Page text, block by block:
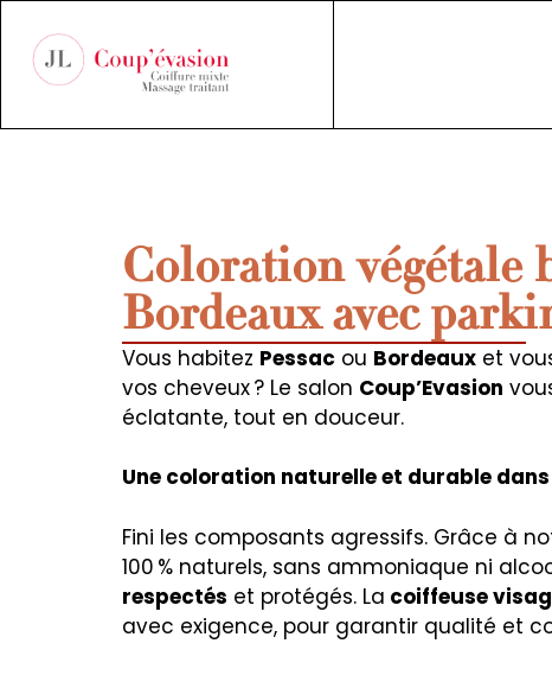
Coloration végétale
Bordeaux avec
Vous habitez Pessac ou Bordeaux et
vos cheveux ? Le salon Coup’Evasion
éclatante, tout en douceur.
Une coloration naturelle et durable
Fini les composants agressifs. Grâce à
100 % naturels, sans ammoniaque ni
respectés et protégés. La coiffeuse
avec exigence, pour garantir qualité et